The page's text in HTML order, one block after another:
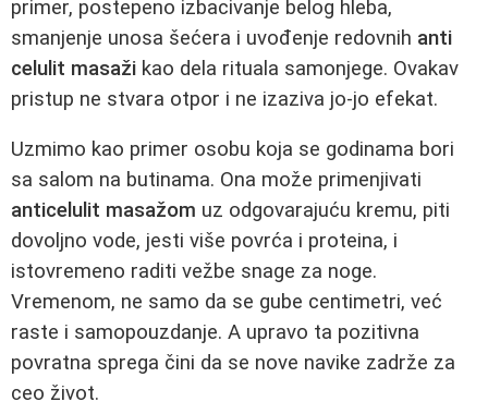
primer, postepeno izbacivanje belog hleba,
smanjenje unosa šećera i uvođenje redovnih anti
celulit masaži kao dela rituala samonjege. Ovakav
pristup ne stvara otpor i ne izaziva jo-jo efekat.
Uzmimo kao primer osobu koja se godinama bori
sa salom na butinama. Ona može primenjivati
anticelulit masažom uz odgovarajuću kremu, piti
dovoljno vode, jesti više povrća i proteina, i
istovremeno raditi vežbe snage za noge.
Vremenom, ne samo da se gube centimetri, već
raste i samopouzdanje. A upravo ta pozitivna
povratna sprega čini da se nove navike zadrže za
ceo život.